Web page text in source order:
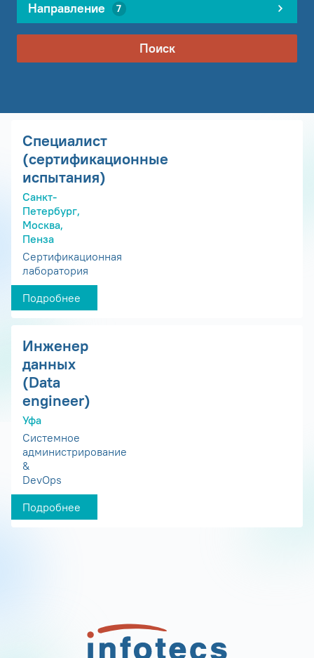
Направление 7
Поиск
Специалист
(сертификационные
испытания)
Санкт-
Петербург,
Москва,
Пенза
Сертификационная
лаборатория
Подробнее
Инженер
данных
(Data
engineer)
Уфа
Системное
администрирование
&
DevOps
Подробнее